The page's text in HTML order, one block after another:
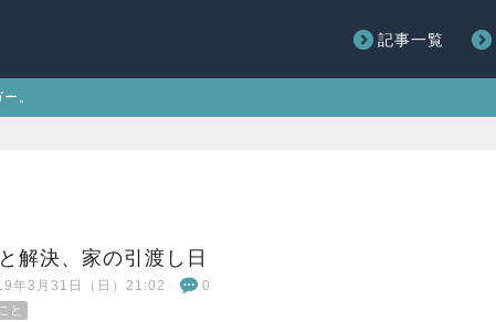
記事一覧
。
解決、家の引渡し日
年3月31日（日）21:02 0
と